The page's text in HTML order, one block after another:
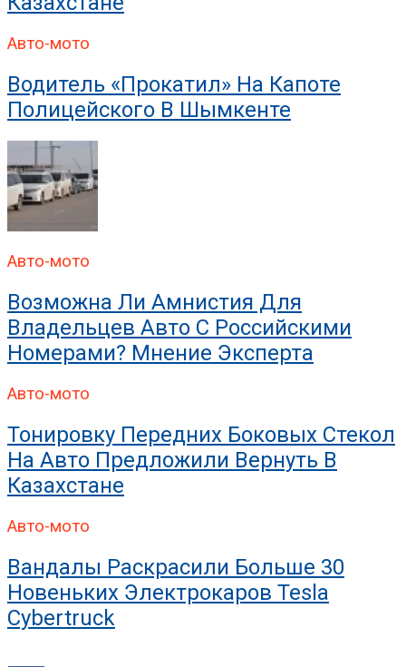
Авто-мото
Водитель «прокатил» На Капоте
Полицейского В Шымкенте
Авто-мото
Возможна Ли Амнистия Для
Владельцев Авто С Российскими
Номерами? Мнение Эксперта
Авто-мото
Тонировку Передних Боковых Стекол
На Авто Предложили Вернуть В
Казахстане
Авто-мото
Вандалы Раскрасили Больше 30
Новеньких Электрокаров Tesla
Cybertruck